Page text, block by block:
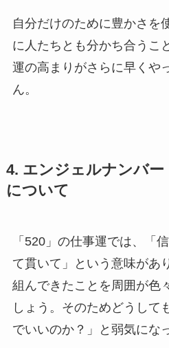
自分だけのために豊かさを
に人たちとも分かち合うこ
運の高まりがさらに早くや
ん。
4. エンジェルナンバー
について
「520」の仕事運では、「
て貫いて」という意味があ
組んできたことを周囲が色
しょう。そのためどうして
でいいのか？」と弱気にな